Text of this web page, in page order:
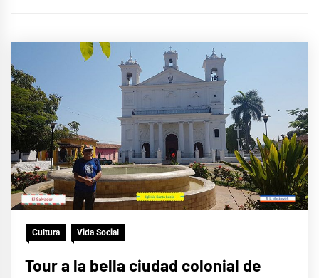
Cultura Vida Social
Tour a la bella ciudad colonial de